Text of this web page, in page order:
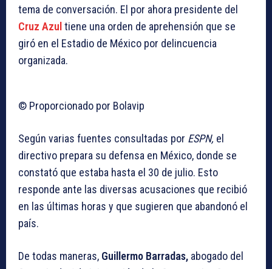
tema de conversación. El por ahora presidente del
Cruz Azul tiene una orden de aprehensión que se
giró en el Estadio de México por delincuencia
organizada.
© Proporcionado por Bolavip
Según varias fuentes consultadas por ESPN, el
directivo prepara su defensa en México, donde se
constató que estaba hasta el 30 de julio. Esto
responde ante las diversas acusaciones que recibió
en las últimas horas y que sugieren que abandonó el
país.
De todas maneras, Guillermo Barradas, abogado del